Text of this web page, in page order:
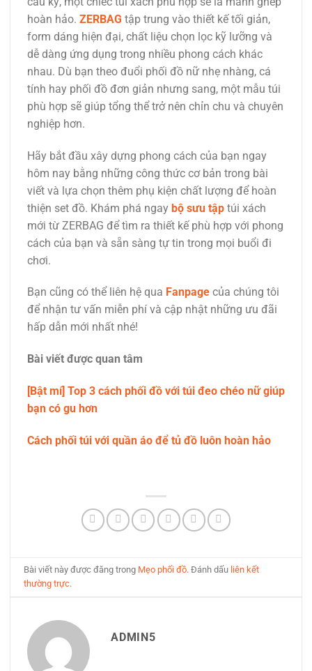
hoàn hảo. ZERBAG tập trung vào thiết kế tối giản,
form dáng hiện đại, chất liệu chọn lọc kỹ lưỡng và
dễ dàng ứng dụng trong nhiều phong cách khác
nhau. Dù bạn theo đuổi phối đồ nữ nhẹ nhàng, cá
tính hay phối đồ đơn giản nhưng sang, một mẫu túi
phù hợp sẽ giúp tổng thể trở nên chỉn chu và chuyên
nghiệp hơn.
Hãy bắt đầu xây dựng phong cách của bạn ngay
hôm nay bằng những công thức cơ bản trong bài
viết và lựa chọn thêm phụ kiện chất lượng để hoàn
thiện set đồ. Khám phá ngay bộ sưu tập túi xách
mới từ ZERBAG để tìm ra thiết kế phù hợp với phong
cách của bạn và sẵn sàng tự tin trong mọi buổi đi
chơi.
Bạn cũng có thể liên hệ qua Fanpage của chúng tôi
để nhận tư vấn miễn phí và cập nhật những ưu đãi
hấp dẫn mới nhất nhé!
Bài viết được quan tâm
[Bật mí] Top 3 cách phối đồ với túi đeo chéo nữ giúp
bạn có gu hơn
Cách phối túi với quần áo để tủ đồ luôn hoàn hảo
Bài viết này được đăng trong Mẹo phối đồ. Đánh dấu liên kết
thường trực.
ADMIN5